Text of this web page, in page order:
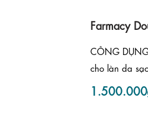
Farmacy
CÔNG
cho làn da